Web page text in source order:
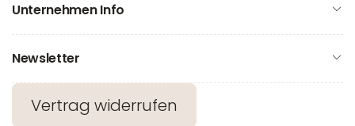
Unternehmen Info
Newsletter
Vertrag widerrufen